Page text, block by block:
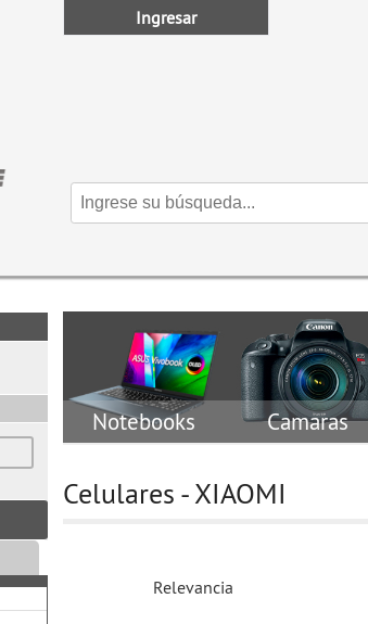
Ingresar
Notebooks Camaras
Celulares - XIAOMI
Relevancia